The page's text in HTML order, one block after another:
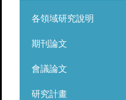
各領域研究說明
期刊論文
會議論文
研究計畫